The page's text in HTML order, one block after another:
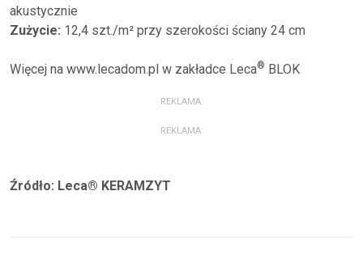
akustycznie
Zużycie: 12,4 szt./m² przy szerokości ściany 24 cm
Więcej na www.lecadom.pl w zakładce Leca® BLOK
REKLAMA:
REKLAMA:
Źródło: Leca® KERAMZYT